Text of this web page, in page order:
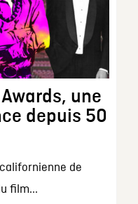
Awards, une
depuis 50
de
film...